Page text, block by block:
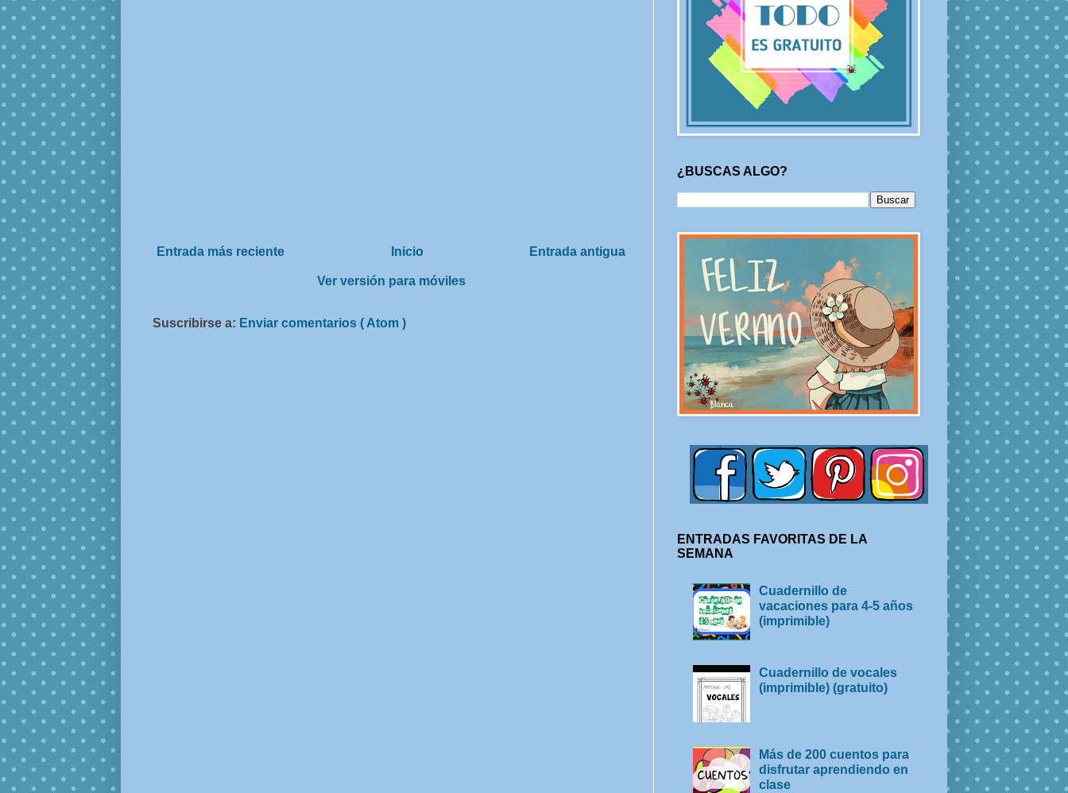
Entrada más reciente Entrada antigua
Inicio
Ver versión para móviles
Suscribirse a: Enviar comentarios ( Atom )
¿BUSCAS ALGO?
ENTRADAS FAVORITAS DE LA
SEMANA
Cuadernillo de
vacaciones para 4-5 años
(imprimible)
Cuadernillo de vocales
(imprimible) (gratuito)
Más de 200 cuentos para
disfrutar aprendiendo en
clase